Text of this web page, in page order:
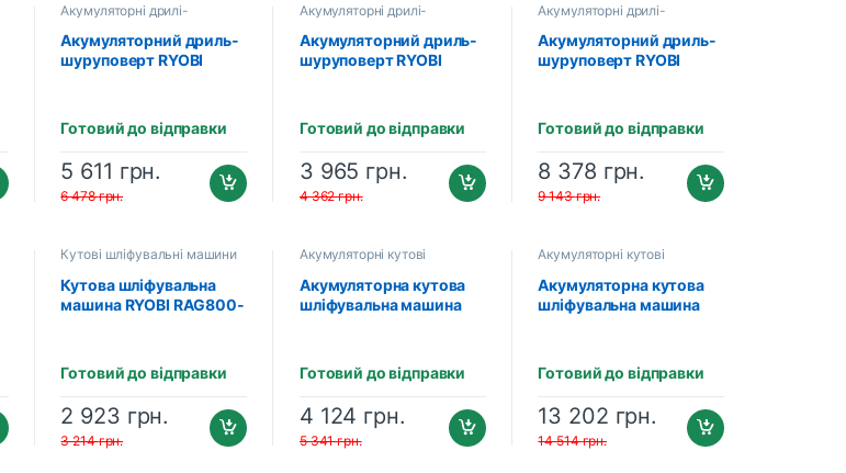
Акумуляторні дрилі-
шуруповерти
Акумуляторний дриль-
шуруповерт RYOBI
зарядний пристрій)
(5133003774)
Готовий до відправки
5 611 грн.
6 478грн.
Акумуляторні дрилі-
шуруповерти
Акумуляторний дриль-
шуруповерт RYOBI
Готовий до відправки
3 965 грн.
4 362грн.
Акумуляторні дрилі-
шуруповерти
Акумуляторний дриль-
шуруповерт RYOBI
зарядний пристрій
(5133005508)
Готовий до відправки
8 378 грн.
9 143грн.
Кутові шліфувальні машини
Кутова шліфувальна
машина RYOBI RAG800-
Готовий до відправки
2 923 грн.
3 214грн.
Акумуляторні кутові
шліфувальні машини
Акумуляторна кутова
шліфувальна машина
Готовий до відправки
4 124 грн.
5 341грн.
Акумуляторні кутові
шліфувальні машини
Акумуляторна кутова
шліфувальна машина
Готовий до відправки
13 202 грн.
14 514грн.